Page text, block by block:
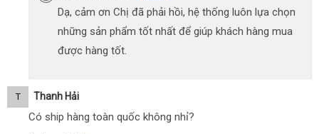
Dạ, cảm ơn Chị đã phải hồi, hệ thống luôn lựa chọn
những sản phẩm tốt nhất để giúp khách hàng mua
được hàng tốt.
T Thanh Hải
Có ship hàng toàn quốc không nhỉ?